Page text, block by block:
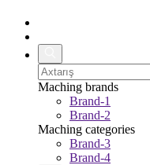
Maching brands
Brand-1
Brand-2
Maching categories
Brand-3
Brand-4